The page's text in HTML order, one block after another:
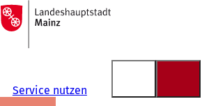
Inhalt anspringen
Zur
Startseite
Service nutzen